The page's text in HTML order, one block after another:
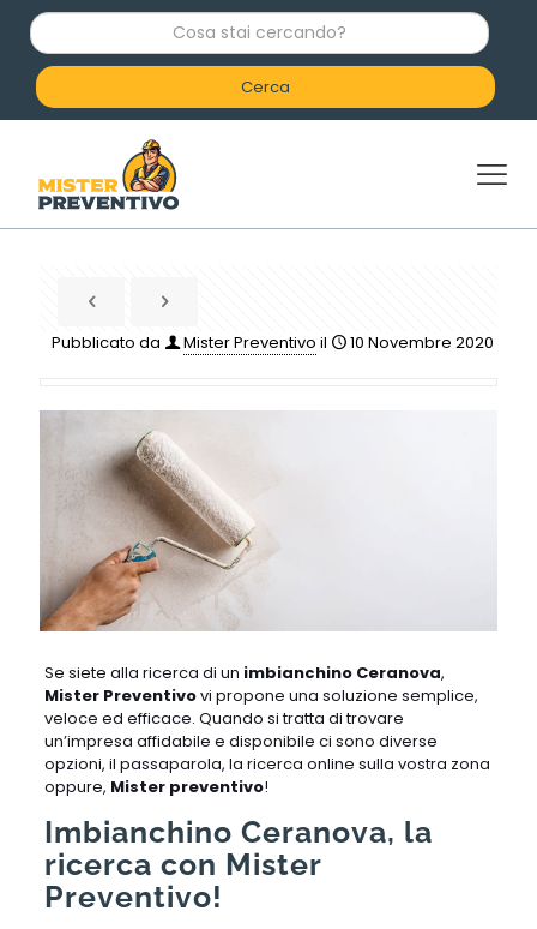
C
o
a
c
e
Pubblicato da Mister Preventivo il 10 Novembre 2020
Se siete alla ricerca di un imbianchino Ceranova,
Mister Preventivovi propone una soluzione semplice,
veloce ed efficace. Quando si tratta di trovare
un’impresa affidabile e disponibile ci sono diverse
opzioni, il passaparola, la ricerca online sulla vostra zona
oppure, Mister preventivo!
Imbianchino Ceranova, la
ricerca con Mister
Preventivo!